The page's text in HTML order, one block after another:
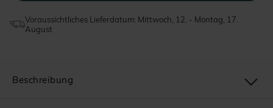
Voraussichtliches Lieferdatum: Mittwoch, 12. - Montag, 17.
August
Beschreibung